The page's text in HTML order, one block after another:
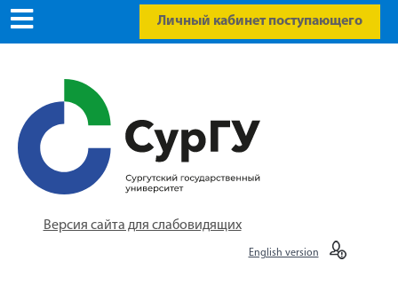
Личный кабинет поступающего
Версия сайта для слабовидящих
English version